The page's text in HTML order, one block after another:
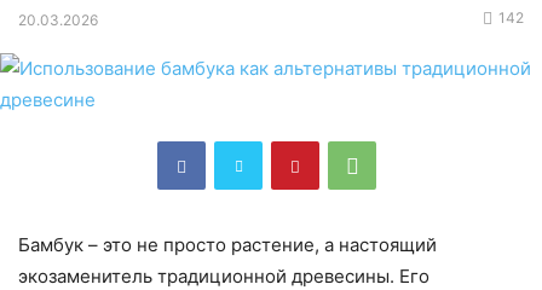
20.03.2026 142
Бамбук – это не просто растение, а настоящий
экозаменитель традиционной древесины. Его